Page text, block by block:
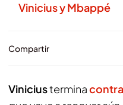
Vinicius y Mbappé
Compartir
Viniciustermina